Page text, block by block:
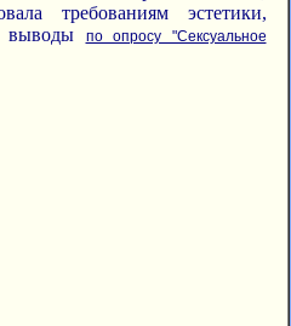
требованиям эстетики,
выводы
по опросу "Сексуальное